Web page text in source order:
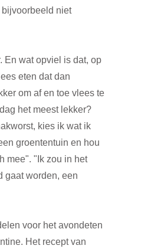
bijvoorbeeld niet
En wat opviel is dat, op
eten dat dan
om af en toe vlees te
het meest lekker?
kies ik wat ik
groententuin en hou
mee". "Ik zou in het
gaat worden, een
voor het avondeten
Het recept van